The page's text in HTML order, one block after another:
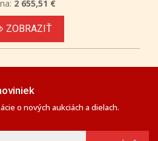
2 655,51 €
ZOBRAZIŤ
o nových aukciách a dielach.